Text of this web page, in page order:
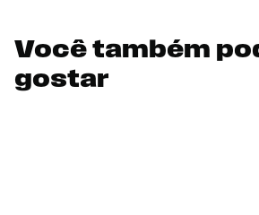
Você também
gostar